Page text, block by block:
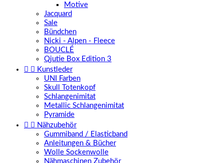
Motive
Jacquard
Sale
Bündchen
Nicki - Alpen - Fleece
BOUCLÉ
Qjutie Box Edition 3
  Kunstleder
UNI Farben
Skull Totenkopf
Schlangenimitat
Metallic Schlangenimitat
Pyramide
  Nähzubehör
Gummiband / Elasticband
Anleitungen & Bücher
Wolle Sockenwolle
Nähmaschinen Zubehör